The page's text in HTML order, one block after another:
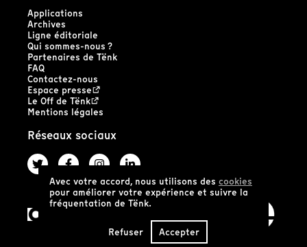
Avec votre accord, nous utilisons des cookies
pour améliorer votre expérience et suivre la
fréquentation de Tënk.
Refuser Accepter
Applications
Archives
Ligne éditoriale
Qui sommes-nous ?
Partenaires de Tënk
FAQ
Contactez-nous
Espace presse
Le Off de Tënk
Mentions légales
Réseaux sociaux